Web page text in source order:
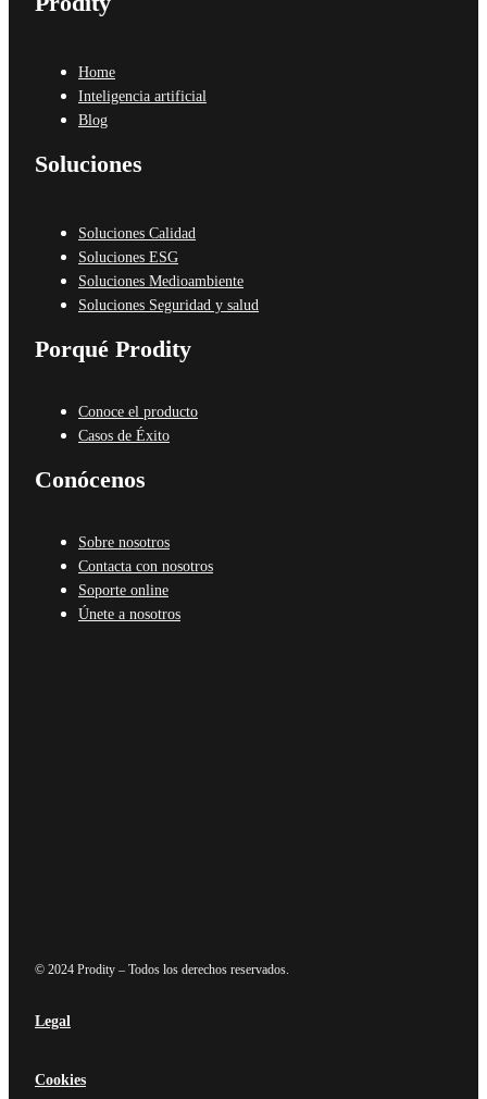
Home
Inteligencia artificial
Blog
Soluciones
Soluciones Calidad
Soluciones ESG
Soluciones Medioambiente
Soluciones Seguridad y salud
Porqué Prodity
Conoce el producto
Casos de Éxito
Conócenos
Sobre nosotros
Contacta con nosotros
Soporte online
Únete a nosotros
© 2024 Prodity – Todos los derechos reservados.
Legal
Cookies